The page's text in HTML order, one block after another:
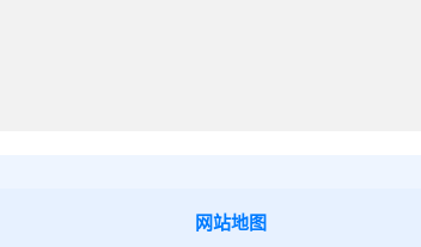
网站地图